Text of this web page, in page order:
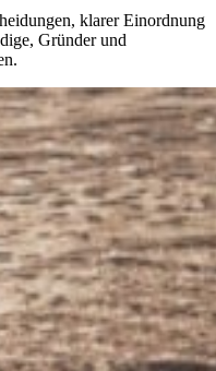
klarer Einordnung
Gründer und